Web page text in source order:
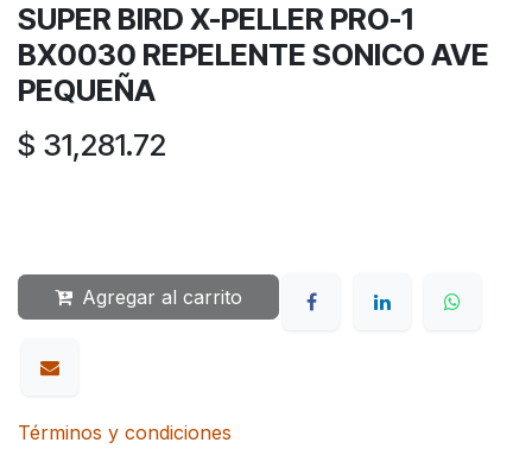
SUPER BIRD X-PELLER PRO-1
BX0030 REPELENTE SONICO AVE
PEQUEÑA
$ 31,281.72
Agregar al carrito
Términos y condiciones